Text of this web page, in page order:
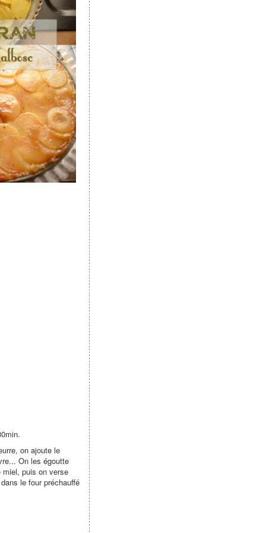
on ajoute le
On les égoutte
miel, puis on verse
le four préchauffé